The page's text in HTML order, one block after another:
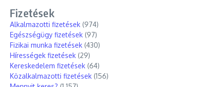
Fizetések
Alkalmazotti fizetések (974)
Egészségügy fizetések (97)
Fizikai munka fizetések (430)
Hírességek fizetések (29)
Kereskedelem fizetések (64)
Közalkalmazotti fizetések (156)